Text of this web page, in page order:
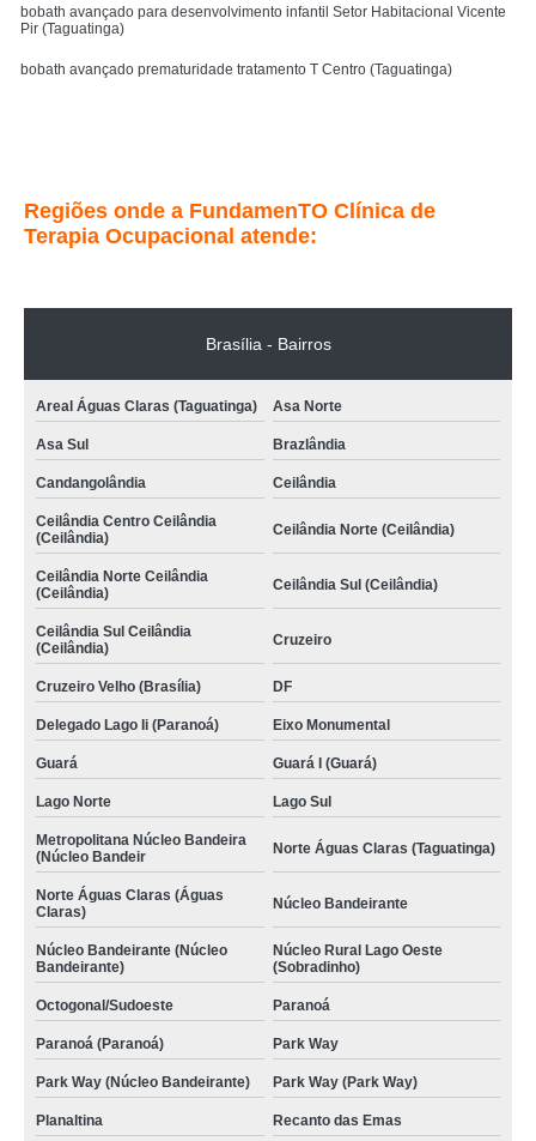
bobath avançado para desenvolvimento infantil Setor Habitacional Vicente
Pir (Taguatinga)
bobath avançado prematuridade tratamento T Centro (Taguatinga)
Regiões onde a FundamenTO Clínica de
Terapia Ocupacional atende:
Brasília - Bairros
Areal Águas Claras (Taguatinga) Asa Norte
Asa Sul Brazlândia
Candangolândia Ceilândia
Ceilândia Centro Ceilândia
(Ceilândia)
Ceilândia Norte (Ceilândia)
Ceilândia Norte Ceilândia
(Ceilândia)
Ceilândia Sul (Ceilândia)
Ceilândia Sul Ceilândia
(Ceilândia)
Cruzeiro
Cruzeiro Velho (Brasília) DF
Delegado Lago Ii (Paranoá) Eixo Monumental
Guará Guará I (Guará)
Lago Norte Lago Sul
Metropolitana Núcleo Bandeira
(Núcleo Bandeir
Norte Águas Claras (Taguatinga)
Norte Águas Claras (Águas
Claras)
Núcleo Bandeirante
Núcleo Bandeirante (Núcleo
Bandeirante)
Núcleo Rural Lago Oeste
(Sobradinho)
Octogonal/Sudoeste Paranoá
Paranoá (Paranoá) Park Way
Park Way (Núcleo Bandeirante) Park Way (Park Way)
Planaltina Recanto das Emas